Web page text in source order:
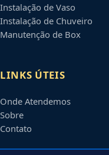
Instalação de Vaso
Instalação de Chuveiro
Manutenção de Box
LINKS ÚTEIS
Onde Atendemos
Sobre
Contato